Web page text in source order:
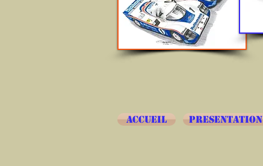
PRESENTATION
ACCUEIL